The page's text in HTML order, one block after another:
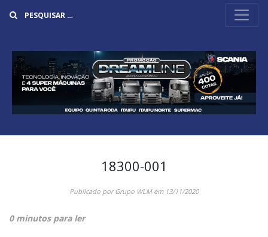
18300-001
Publicado porGrupo WLMem 13/11/2020
0 minutos para ler